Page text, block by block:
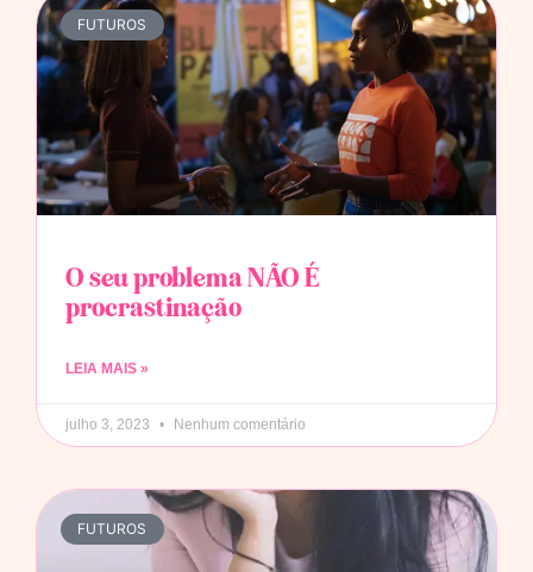
FUTUROS
O seu problema NÃO É
procrastinação
LEIA MAIS »
julho 3, 2023 Nenhum comentário
FUTUROS